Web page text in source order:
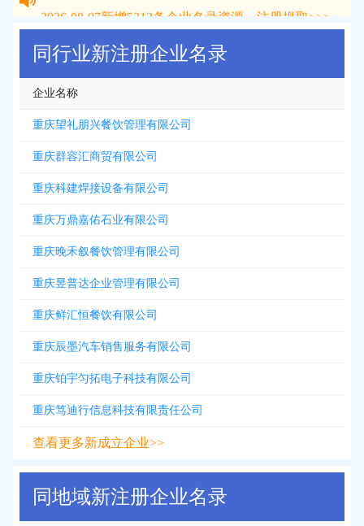
新增 条企业名录资源，注册提取>>>
同行业新注册企业名录
企业名称
重庆望礼朋兴餐饮管理有限公司
重庆群容汇商贸有限公司
重庆科建焊接设备有限公司
重庆万鼎嘉佑石业有限公司
重庆晚禾叙餐饮管理有限公司
重庆昱普达企业管理有限公司
重庆鲜汇恒餐饮有限公司
重庆辰墨汽车销售服务有限公司
重庆铂宇匀拓电子科技有限公司
重庆笃迪行信息科技有限责任公司
查看更多新成立企业>>
同地域新注册企业名录